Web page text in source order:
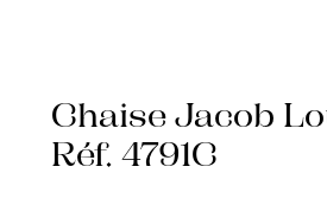
Chaise Jacob
Réf. 4791C